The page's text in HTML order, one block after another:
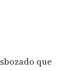
que